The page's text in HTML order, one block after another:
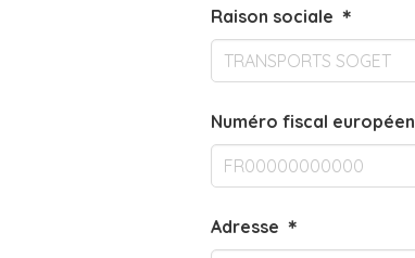
Raison sociale ＊
Numéro fiscal européen
Adresse ＊